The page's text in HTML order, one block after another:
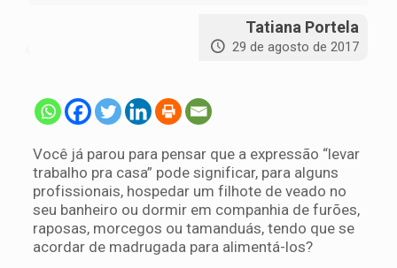
Tatiana Portela
29 de agosto de 2017
Você já parou para pensar que a expressão “levar
trabalho pra casa” pode significar, para alguns
profissionais, hospedar um filhote de veado no
seu banheiro ou dormir em companhia de furões,
raposas, morcegos ou tamanduás, tendo que se
acordar de madrugada para alimentá-los?